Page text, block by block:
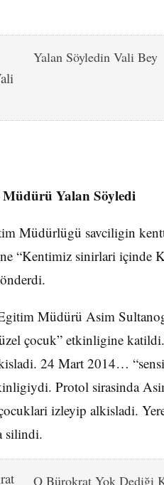
Yalan Söyledin Vali Bey
Yalan Söyledi
Müdürlügü savciligin
“Kentimiz sinirlari içinde
Müdürü Asim
çocuk” etkinligine
24 Mart 2014…
Protol sirasinda
izleyip alkisladi.
silindi.
O Bürokrat Yok Dediği